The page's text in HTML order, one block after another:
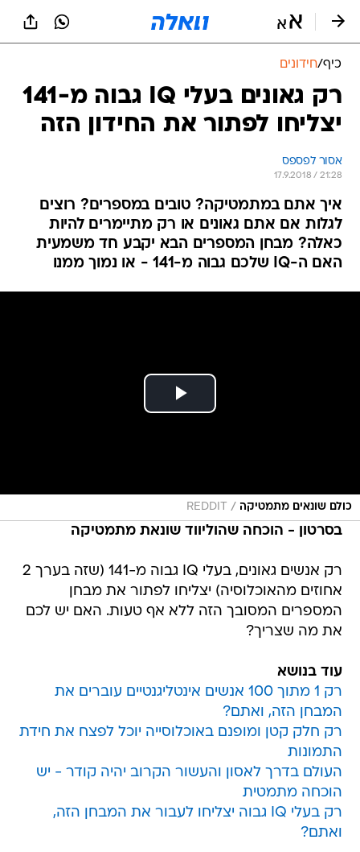
כיף/חידונים
רק גאונים בעלי IQ גבוה מ-141
יצליחו לפתור את החידון הזה
אסור לפספס
17.9.2018 / 21:28
איך אתם במתמטיקה? טובים במספרים? רוצים
לגלות אם אתם גאונים או רק מתיימרים להיות
כאלה? מבחן המספרים הבא יקבע חד משמעית
האם ה-IQ שלכם גבוה מ-141 - או נמוך ממנו
כולם שונאים מתמטיקה /
REDDIT
בסרטון - הוכחה שהוליווד שונאת מתמטיקה
רק אנשים גאונים, בעלי IQ גבוה מ-141 (שזה בערך 2
אחוזים מהאוכלוסיה) יצליחו לפתור את מבחן
המספרים המסובך הזה ללא אף טעות. האם יש לכם
את מה שצריך?
עוד בנושא
רק 1 מתוך 100 אנשים אינטליגנטיים עוברים את
המבחן הזה, ואתם?
רק חלק קטן ומופנם באוכלוסייה יוכל לפצח את חידת
התמונות
העולם בדרך לאסון והעשור הקרוב יהיה קודר - יש
הוכחה מתמטית
רק בעלי IQ גבוה יצליחו לעבור את המבחן הזה,
ואתם?